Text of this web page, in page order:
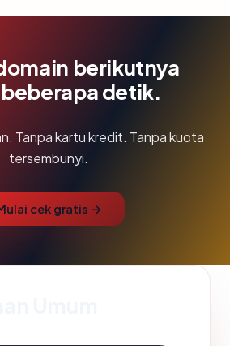
berikutnya
detik.
Tanpa kartu kredit. Tanpa kuota
tersembunyi.
cek gratis →